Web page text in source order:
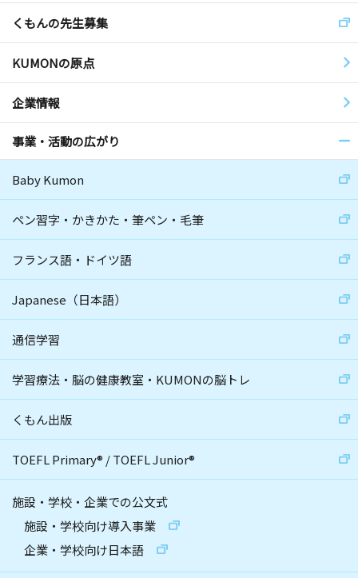
くもんの先生募集
KUMONの原点
企業情報
事業・活動の広がり
Baby Kumon
ペン習字・かきかた・筆ペン・毛筆
フランス語・ドイツ語
Japanese（日本語）
通信学習
学習療法・脳の健康教室・KUMONの脳トレ
くもん出版
TOEFL Primary® /TOEFL Junior®
施設・学校・企業での公文式
施設・学校向け導入事業
企業・学校向け日本語